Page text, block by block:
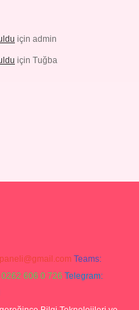
için admin
için Tuğba
Teams:
606 0 726 Telegram: